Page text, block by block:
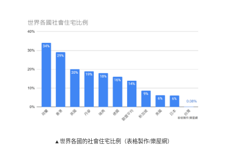
▲世界各國的社會住宅比例（表格製作/樂屋網）